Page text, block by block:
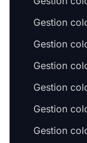
Gestion
Gestion
Gestion
Gestion
Gestion
Gestion